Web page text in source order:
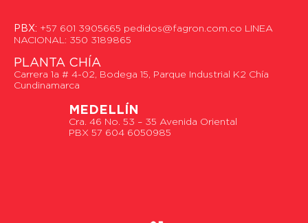
PBX: +57 601 3905665 pedidos@fagron.com.co LINEA
NACIONAL: 350 3189865
PLANTA CHÍA
Carrera 1a # 4-02, Bodega 15, Parque Industrial K2 Chía
Cundinamarca
MEDELLÍN
Cra. 46 No. 53 – 35 Avenida Oriental
PBX 57 604 6050985